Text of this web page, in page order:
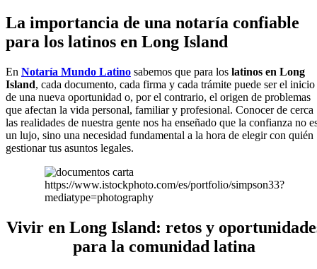
La importancia de una notaría confiable
para los latinos en Long Island
En Notaría Mundo Latino sabemos que para los latinos en Long
Island, cada documento, cada firma y cada trámite puede ser el inicio
de una nueva oportunidad o, por el contrario, el origen de problemas
que afectan la vida personal, familiar y profesional. Conocer de cerca
las realidades de nuestra gente nos ha enseñado que la confianza no
un lujo, sino una necesidad fundamental a la hora de elegir con quién
gestionar tus asuntos legales.
https://www.istockphoto.com/es/portfolio/simpson33?
mediatype=photography
Vivir en Long Island: retos y
para la comunidad latina